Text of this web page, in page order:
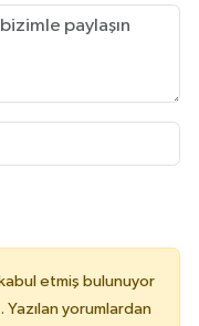
kabul etmiş bulunuyor
yorumlardan